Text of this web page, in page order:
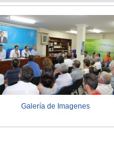
Galería de Imagenes